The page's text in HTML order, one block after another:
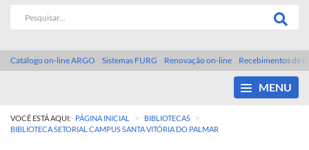
Catálogo on-line ARGO Sistemas FURG Renovação on-line Recebimentos de
MENU
VOCÊ ESTÁ AQUI: PÁGINA INICIAL > BIBLIOTECAS >
BIBLIOTECA SETORIAL CAMPUS SANTA VITÓRIA DO PALMAR